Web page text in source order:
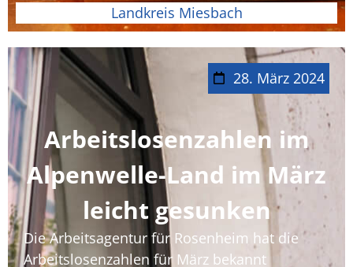
Landkreis Miesbach
28. März 2024
Arbeitslosenzahlen im
Alpenwelle-Land im März
leicht gesunken
Die Arbeitsagentur für Rosenheim hat die
Arbeitslosenzahlen für März bekannt